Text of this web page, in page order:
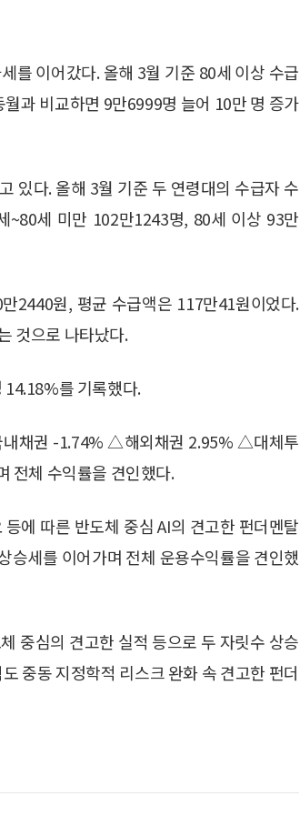
를 이어갔다. 올해 3월 기준 80세 이상 수급
과 비교하면 9만6999명 늘어 10만 명 증가
있다. 올해 3월 기준 두 연령대의 수급자 수
~80세 미만 102만1243명, 80세 이상 93만
2440원, 평균 수급액은 117만41원이었다.
것으로 나타났다.
14.18%를 기록했다.
채권 -1.74% △해외채권 2.95% △대체투
전체 수익률을 견인했다.
에 따른 반도체 중심 AI의 견고한 펀더멘탈
승세를 이어가며 전체 운용수익률을 견인했
중심의 견고한 실적 등으로 두 자릿수 상승
중동 지정학적 리스크 완화 속 견고한 펀더